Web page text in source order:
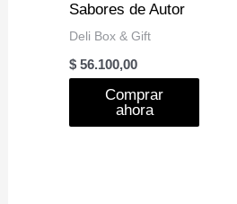
Sabores de Autor
Deli Box & Gift
$ 56.100,00
Comprar
ahora